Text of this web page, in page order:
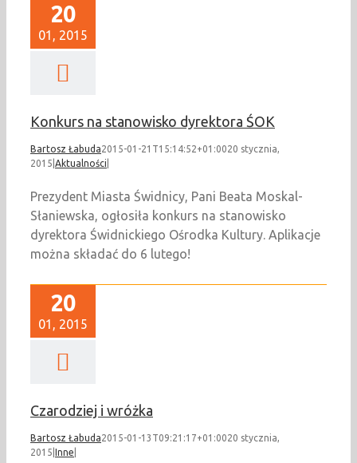
20
01, 2015
Konkurs na stanowisko dyrektora ŚOK
Bartosz Łabuda2015-01-21T15:14:52+01:0020 stycznia,
2015 Aktualności
Prezydent Miasta Świdnicy, Pani Beata Moskal-
Słaniewska, ogłosiła konkurs na stanowisko
dyrektora Świdnickiego Ośrodka Kultury. Aplikacje
można składać do 6 lutego!
20
01, 2015
Czarodziej i wróżka
Bartosz Łabuda2015-01-13T09:21:17+01:0020 stycznia,
2015 Inne